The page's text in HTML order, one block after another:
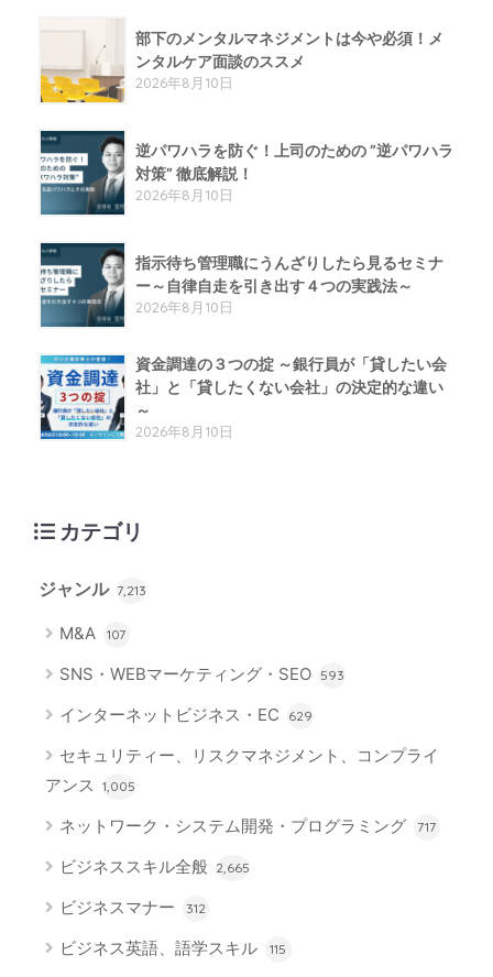
部下のメンタルマネジメントは今や必須！メ
ンタルケア面談のススメ
2026年8月10日
逆パワハラを防ぐ！上司のための ”逆パワハラ
対策” 徹底解説！
2026年8月10日
指示待ち管理職にうんざりしたら見るセミナ
ー～自律自走を引き出す４つの実践法～
2026年8月10日
資金調達の３つの掟 ～銀行員が「貸したい会
社」と「貸したくない会社」の決定的な違い
～
2026年8月10日
カテゴリ
ジャンル 7,213
M&A 107
SNS・WEBマーケティング・SEO 593
インターネットビジネス・EC 629
セキュリティー、リスクマネジメント、コンプライ
アンス 1,005
ネットワーク・システム開発・プログラミング 717
ビジネススキル全般 2,665
ビジネスマナー 312
ビジネス英語、語学スキル 115